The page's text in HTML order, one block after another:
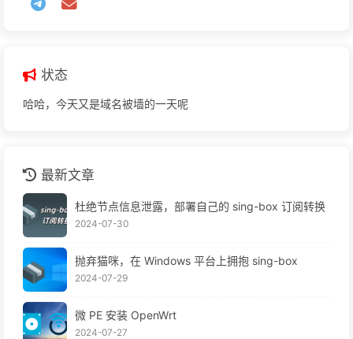
状态
哈哈，今天又是域名被墙的一天呢
最新文章
杜绝节点信息泄露，部署自己的 sing-box 订阅转换
2024-07-30
抛弃猫咪，在 Windows 平台上拥抱 sing-box
2024-07-29
微 PE 安装 OpenWrt
2024-07-27